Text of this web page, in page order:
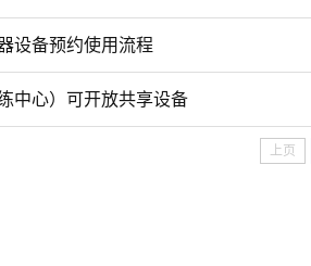
设备预约使用流程
中心）可开放共享设备
上页